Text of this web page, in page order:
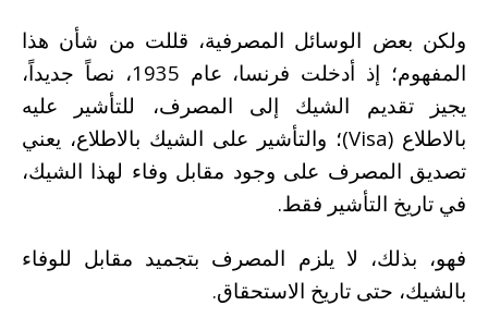
ولكن بعض الوسائل المصرفية، قللت من شأن هذا
المفهوم؛ إذ أدخلت فرنسا، عام 1935، نصاً جديداً،
يجيز تقديم الشيك إلى المصرف، للتأشير عليه
بالاطلاع (Visa)؛ والتأشير على الشيك بالاطلاع، يعني
تصديق المصرف على وجود مقابل وفاء لهذا الشيك،
في تاريخ التأشير فقط.
فهو، بذلك، لا يلزم المصرف بتجميد مقابل للوفاء
بالشيك، حتى تاريخ الاستحقاق.